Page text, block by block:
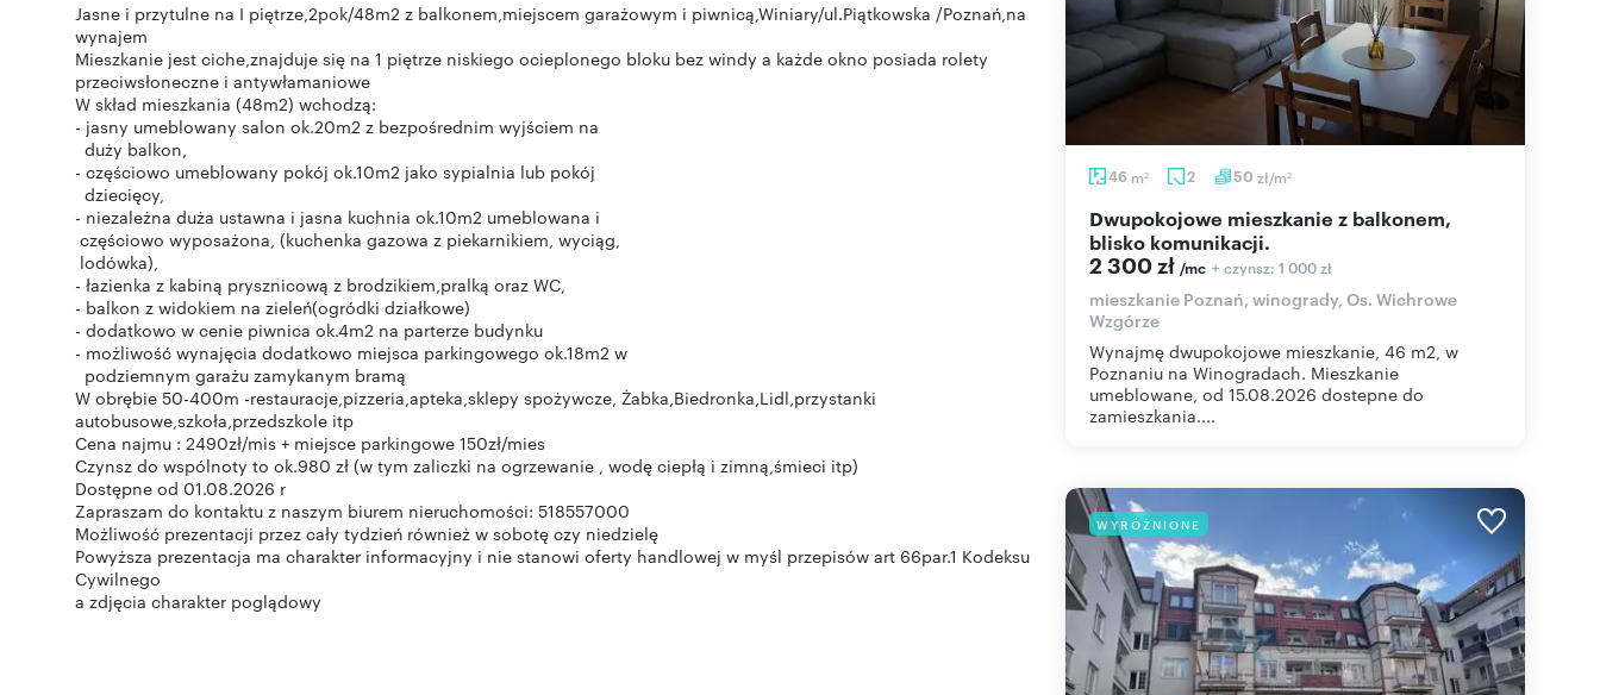
Jasne i przytulne na I piętrze,2pok/48m2 z balkonem,miejscem garażowym i piwnicą,Winiary/ul.Piątkowska /Poznań,na
wynajem
Mieszkanie jest ciche,znajduje się na 1 piętrze niskiego ocieplonego bloku bez windy a każde okno posiada rolety
przeciwsłoneczne i antywłamaniowe
W skład mieszkania (48m2) wchodzą:
- jasny umeblowany salon ok.20m2 z bezpośrednim wyjściem na
duży balkon,
- częściowo umeblowany pokój ok.10m2 jako sypialnia lub pokój
dziecięcy,
- niezależna duża ustawna i jasna kuchnia ok.10m2 umeblowana i
częściowo wyposażona, (kuchenka gazowa z piekarnikiem, wyciąg,
lodówka),
- łazienka z kabiną prysznicową z brodzikiem,pralką oraz WC,
- balkon z widokiem na zieleń(ogródki działkowe)
- dodatkowo w cenie piwnica ok.4m2 na parterze budynku
- możliwość wynajęcia dodatkowo miejsca parkingowego ok.18m2 w
podziemnym garażu zamykanym bramą
W obrębie 50-400m -restauracje,pizzeria,apteka,sklepy spożywcze, Żabka,Biedronka,Lidl,przystanki
autobusowe,szkoła,przedszkole itp
Cena najmu : 2490zł/mis + miejsce parkingowe 150zł/mies
Czynsz do wspólnoty to ok.980 zł (w tym zaliczki na ogrzewanie , wodę ciepłą i zimną,śmieci itp)
Dostępne od 01.08.2026 r
Zapraszam do kontaktu z naszym biurem nieruchomości: 518557000
Możliwość prezentacji przez cały tydzień również w sobotę czy niedzielę
Powyższa prezentacja ma charakter informacyjny i nie stanowi oferty handlowej w myśl przepisów art 66par.1 Kodeksu
Cywilnego
a zdjęcia charakter poglądowy
46 m2 2 50 zł/m2
Dwupokojowe mieszkanie z balkonem,
blisko komunikacji.
2 300 zł /mc + czynsz: 1 000 zł
mieszkanie Poznań, winogrady, Os. Wichrowe
Wzgórze
Wynajmę dwupokojowe mieszkanie, 46 m2, w
Poznaniu na Winogradach. Mieszkanie
umeblowane, od 15.08.2026 dostepne do
zamieszkania....
WYRÓŻNIONE